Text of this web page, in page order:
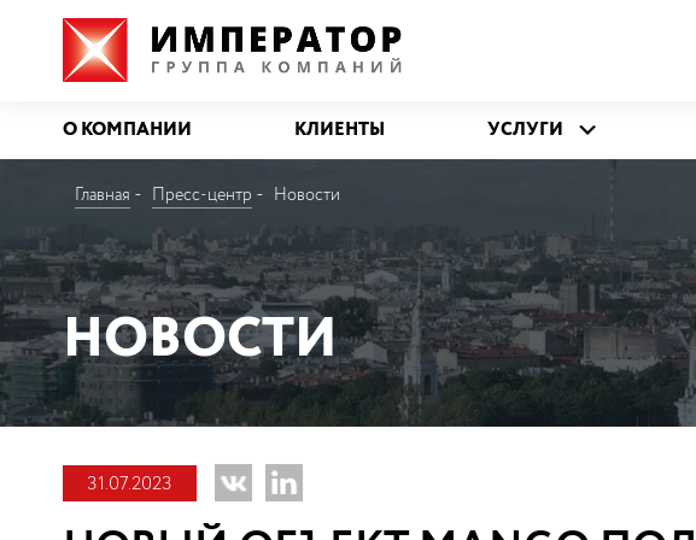
О КОМПАНИИ КЛИЕНТЫ УСЛУГИ
Главная Пресс-центр Новости
НОВОСТИ
31.07.2023